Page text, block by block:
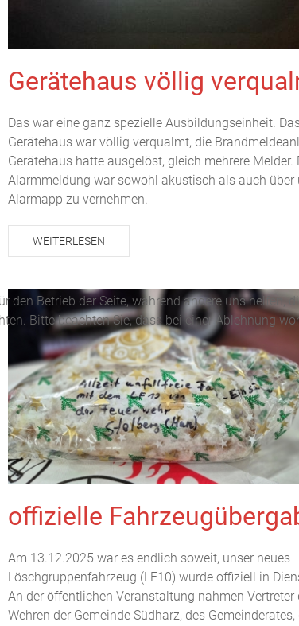
Gerätehaus völlig
Das war eine ganz spezielle Ausbildungseinheit.
Gerätehaus war völlig verqualmt, die
Gerätehaus hatte ausgelöst, gleich mehrere Melder.
Alarmmeldung war sowohl akustisch als auch über
Alarmapp zu vernehmen.
WEITERLESEN
offizielle
Am 13.12.2025 war es endlich soweit, unser neues
Löschgruppenfahrzeug (LF10) wurde offiziell in
An der öffentlichen Veranstaltung nahmen Vertreter
Wehren der Gemeinde Südharz, des Gemeinderates,
Betrieb der Seite, während andere uns helfen,
Bitte beachten Sie, dass bei einer Ablehnung